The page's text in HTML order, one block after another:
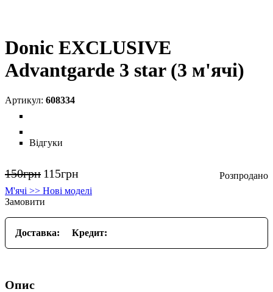
Donic EXCLUSIVE
Advantgarde 3 star (3 м'ячі)
608334
Відгуки
150грн 115грн
М'ячі >> Нові моделі
Замовити
Доставка: Кредит:
Опис